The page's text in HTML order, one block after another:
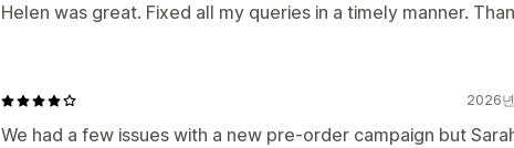
Helen was great. Fixed all my queries in a timely manner.
2026
We had a few issues with a new pre-order campaign but